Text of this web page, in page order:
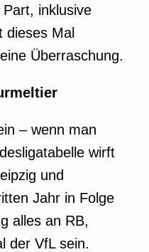
inklusive
dieses Mal
Überraschung.
– wenn man
wirft
und
Jahr in Folge
alles an RB,
der VfL sein.